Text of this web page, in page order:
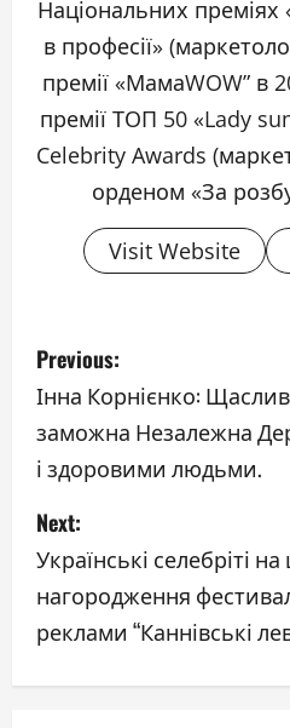
Національних
в професії»
премії «МамаWOW” в
премії ТОП 50 «Lady
Celebrity Awards
орденом «За
Visit Website
P
o
s
t
n
a
v
i
Previous:
Інна Корнієнко:
заможна Незалежна
і здоровими людьми.
Next:
Українські селебріті
нагородження
реклами “Каннівські